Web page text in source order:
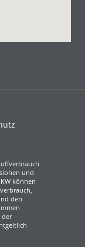
und
können
den
der